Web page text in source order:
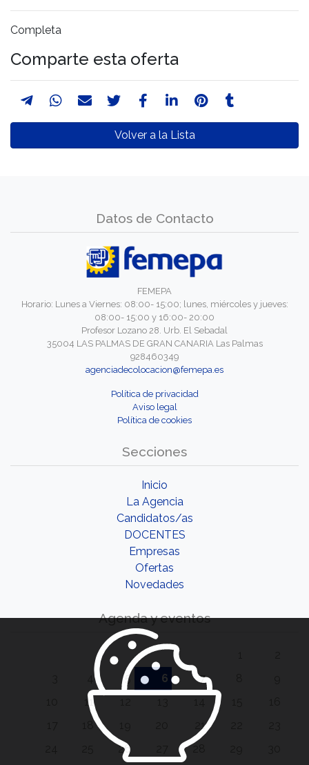
Completa
Comparte esta oferta
Volver a la Lista
Datos de Contacto
FEMEPA
Horario: Lunes a Viernes: 08:00- 15:00; lunes, miércoles y jueves:
08:00- 15:00 y 16:00- 20:00
Profesor Lozano 28. Urb. El Sebadal
35004 LAS PALMAS DE GRAN CANARIA Las Palmas
928460349
agenciadecolocacion@femepa.es
Política de privacidad
Aviso legal
Política de cookies
Secciones
Inicio
La Agencia
Candidatos/as
DOCENTES
Empresas
Ofertas
Novedades
Agenda y eventos
5 6 7
11
21
26